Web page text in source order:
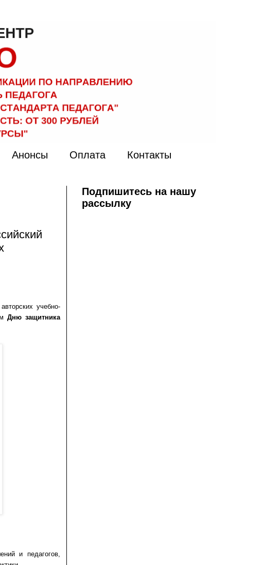
Анонсы Оплата Контакты
учебно-
Дню защитника
и педагогов,
Подпишитесь на нашу
рассылку